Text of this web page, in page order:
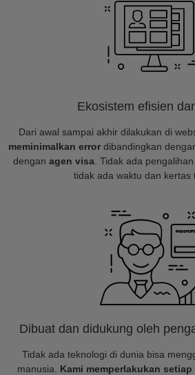
Ekosistem efisien
Dari awal sampai akhir dilakukan di
meminimalkan errordibandingkan
dengan agen visa . Tidak ada
tidak ada waktu dan kertas
Dibuat dan didukung oleh
Tidak ada teknologi di dunia bisa
manusia. Kami memperlakukan